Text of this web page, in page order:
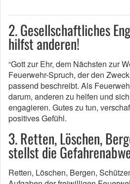
2. Gesellschaftliches
hilfst anderen!
“Gott zur Ehr, dem Nächsten zur
Feuerwehr-Spruch, der den
passend beschreibt. Als
darum, anderen zu helfen und
engagieren. Gutes zu tun,
positives Gefühl.
3. Retten, Löschen,
stellst die
Retten, Löschen, Bergen,